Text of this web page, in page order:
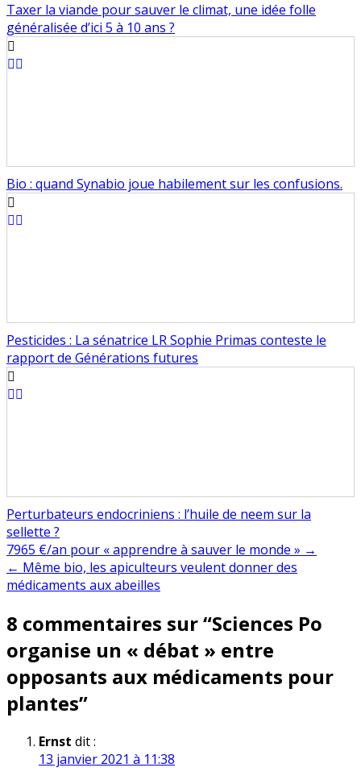
Taxer la viande pour sauver le climat, une idée folle
généralisée d’ici 5 à 10 ans ?
Bio : quand Synabio joue habilement sur les confusions.
Pesticides : La sénatrice LR Sophie Primas conteste le
rapport de Générations futures
Perturbateurs endocriniens : l’huile de neem sur la
sellette ?
Navigation
de
7965 €/an pour « apprendre à sauver le monde » →
← Même bio, les apiculteurs veulent donner des
médicaments aux abeilles
8 commentaires sur “Sciences Po
organise un « débat » entre
opposants aux médicaments pour
plantes”
Ernst dit :
13 janvier 2021 à 11:38